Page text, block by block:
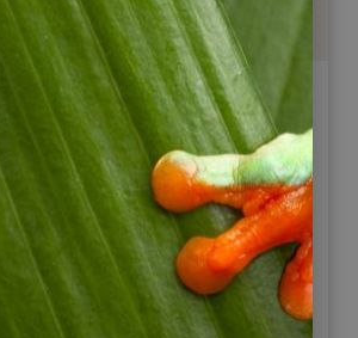
Flughafen
buchbar
Landschaften, Seen,
am General Carrera